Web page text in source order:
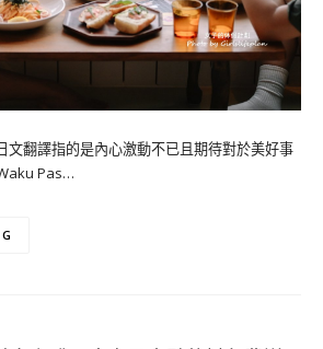
文翻譯指的是內心激動不已且期待對於美好事
Pas…